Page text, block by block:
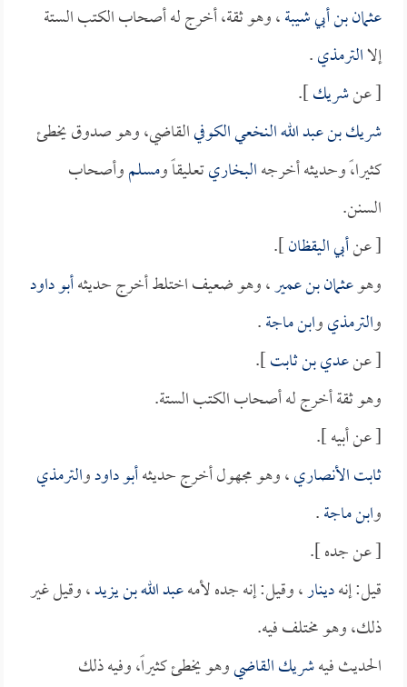
عثمان بن أبي شيبة، وهو ثقة، أخرج له أصحاب الكتب الستة
إلاالترمذي.
[ عنشريك].
شريك بن عبد الله النخعي الكوفيالقاضي، وهو صدوق يخطئ
كثيرا،ً وحديثه أخرجهالبخاريتعليقاً ومسلموأصحاب
السنن.
[ عنأبي اليقظان].
وهوعثمان بن عمير، وهو ضعيف اختلط أخرج حديثهأبو داود
والترمذيوابن ماجة.
[ عنعدي بن ثابت].
وهو ثقة أخرج له أصحاب الكتب الستة.
[ عن أبيه ].
ثابت الأنصاري، وهو مجهول أخرج حديثهأبو داودوالترمذي
وابن ماجة.
[ عن جده ].
قيل: إنهدينار، وقيل: إنه جده لأمهعبد الله بن يزيد، وقيل غير
ذلك، وهو مختلف فيه.
الحديث فيهشريك القاضيوهو يخطئ كثيراً، وفيه ذلك